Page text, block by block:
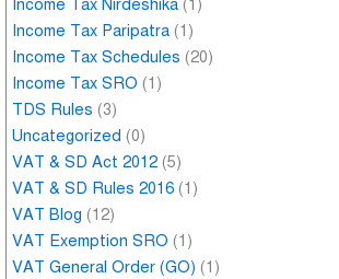
Income Tax Nirdeshika (1)
Income Tax Paripatra (1)
Income Tax Schedules (20)
Income Tax SRO (1)
TDS Rules (3)
Uncategorized (0)
VAT & SD Act 2012 (5)
VAT & SD Rules 2016 (1)
VAT Blog (12)
VAT Exemption SRO (1)
VAT General Order (GO) (1)